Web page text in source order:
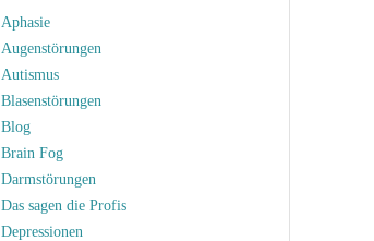
Aphasie
Augenstörungen
Autismus
Blasenstörungen
Blog
Brain Fog
Darmstörungen
Das sagen die Profis
Depressionen